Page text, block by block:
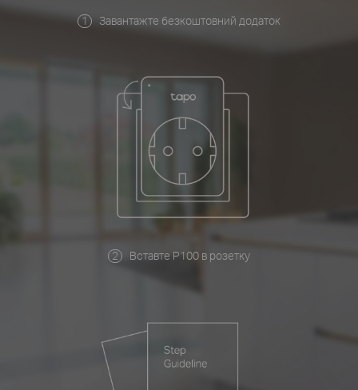
Завантажте безкоштовний додаток
Вставте P100 в розетку